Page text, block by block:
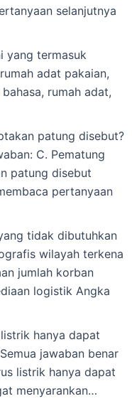
selanjutnya
yang termasuk
adat pakaian,
rumah adat,
patung disebut?
C. Pematung
patung disebut
pertanyaan
tidak dibutuhkan
wilayah terkena
jumlah korban
logistik Angka
hanya dapat
jawaban benar
listrik hanya dapat
menyarankan…